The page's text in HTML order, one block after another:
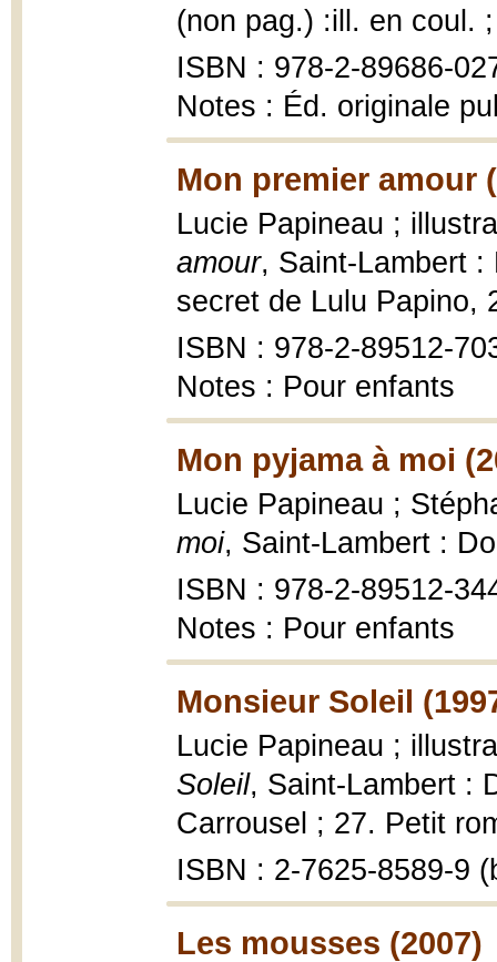
(non pag.) :ill. en coul.
ISBN : 978-2-89686-
Notes : Éd. originale
Mon premier amour
Lucie Papineau ;
amour, Saint-Lambert :
secret de Lulu Papino,
ISBN : 978-2-89512-
Notes : Pour enfants
Mon pyjama à moi
Lucie Papineau ;
moi, Saint-Lambert :
ISBN : 978-2-89512-
Notes : Pour enfants
Monsieur Soleil
Lucie Papineau ;
Soleil, Saint-Lambert :
Carrousel ; 27. Petit
ISBN : 2-7625-8589-9
Les mousses (2007)